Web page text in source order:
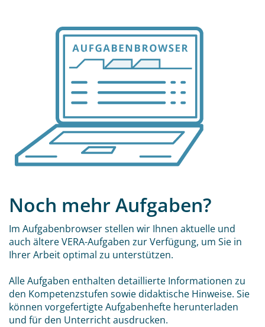
Noch mehr Aufgaben?
Im Aufgabenbrowser stellen wir Ihnen aktuelle und
auch ältere VERA-Aufgaben zur Verfügung, um Sie in
Ihrer Arbeit optimal zu unterstützen.
Alle Aufgaben enthalten detaillierte Informationen zu
den Kompetenzstufen sowie didaktische Hinweise. Sie
können vorgefertigte Aufgabenhefte herunterladen
und für den Unterricht ausdrucken.